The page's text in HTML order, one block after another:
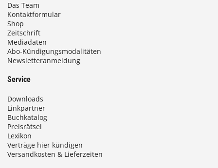
Das Team
Kontaktformular
Shop
Zeitschrift
Mediadaten
Abo-Kündigungsmodalitäten
Newsletteranmeldung
Service
Downloads
Linkpartner
Buchkatalog
Preisrätsel
Lexikon
Verträge hier kündigen
Versandkosten & Lieferzeiten